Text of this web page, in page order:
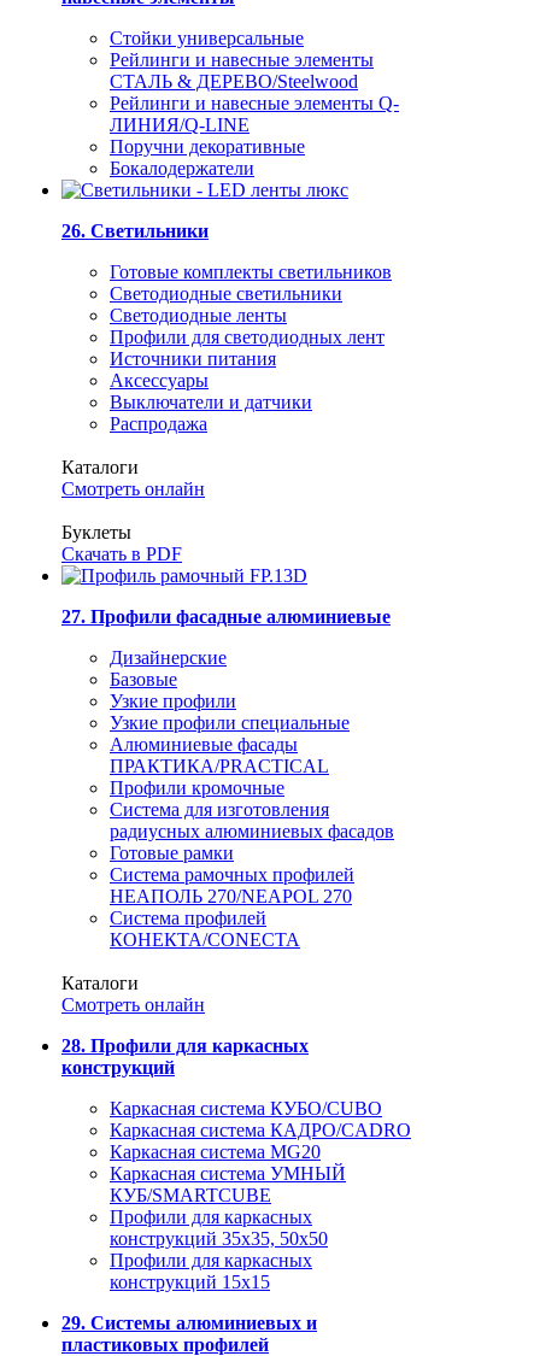
Стойки универсальные
Рейлинги и навесные элементы
СТАЛЬ & ДЕРЕВО/Steelwood
Рейлинги и навесные элементы Q-
ЛИНИЯ/Q-LINE
Поручни декоративные
Бокалодержатели
26. Светильники
Готовые комплекты светильников
Светодиодные светильники
Светодиодные ленты
Профили для светодиодных лент
Источники питания
Аксессуары
Выключатели и датчики
Распродажа
Каталоги
Смотреть онлайн
Буклеты
Скачать в PDF
27. Профили фасадные алюминиевые
Дизайнерские
Базовые
Узкие профили
Узкие профили специальные
Алюминиевые фасады
ПРАКТИКА/PRACTICAL
Профили кромочные
Система для изготовления
радиусных алюминиевых фасадов
Готовые рамки
Система рамочных профилей
НЕАПОЛЬ 270/NEAPOL 270
Система профилей
КОНЕКТА/CONECTA
Каталоги
Смотреть онлайн
28. Профили для каркасных
конструкций
Каркасная система КУБО/CUBO
Каркасная система КАДРО/CADRO
Каркасная система MG20
Каркасная система УМНЫЙ
КУБ/SMARTCUBE
Профили для каркасных
конструкций 35x35, 50x50
Профили для каркасных
конструкций 15х15
29. Системы алюминиевых и
пластиковых профилей